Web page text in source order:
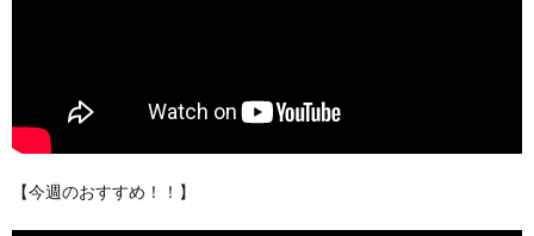
【今週のおすすめ！！】